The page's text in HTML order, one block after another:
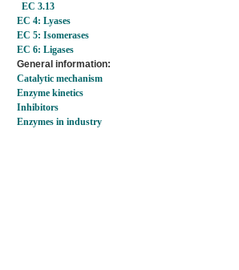
EC 3.13
EC 4: Lyases
EC 5: Isomerases
EC 6: Ligases
General information:
Catalytic mechanism
Enzyme kinetics
Inhibitors
Enzymes in industry